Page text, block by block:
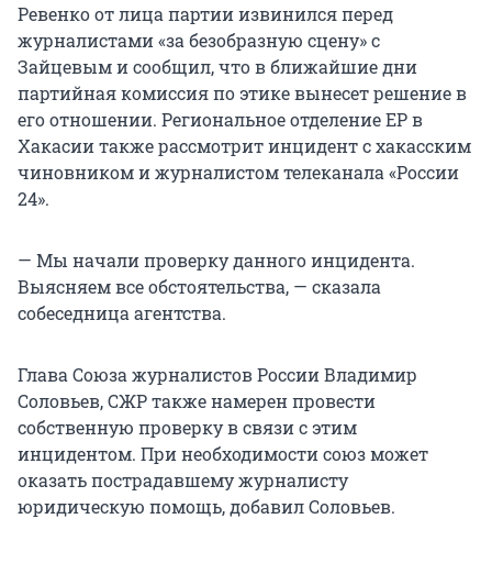
Ревенко от лица партии извинился перед
журналистами «за безобразную сцену» с
Зайцевым и сообщил, что в ближайшие дни
партийная комиссия по этике вынесет решение в
его отношении. Региональное отделение ЕР в
Хакасии также рассмотрит инцидент с хакасским
чиновником и журналистом телеканала «России
24».
— Мы начали проверку данного инцидента.
Выясняем все обстоятельства, — сказала
собеседница агентства.
Глава Союза журналистов России Владимир
Соловьев, СЖР также намерен провести
собственную проверку в связи с этим
инцидентом. При необходимости союз может
оказать пострадавшему журналисту
юридическую помощь, добавил Соловьев.